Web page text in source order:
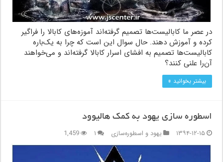
در عصر ما کابالیست‌ها تصمیم گرفته‌اند آموزه‌های کابالا را فراگیر
کرده و آموزش دهند. حال سوال این است که چرا به یک‌باره
کابالیست‌ها تصمیم به افشای اسرار کابالا گرفته‌اند و می‌خواهند
آن‌را علنی کنند؟
بیشتر بخوانید »
اسطوره سازی یهود به کمک هالیوود
۱۳۹۴-۱۲-۱۵
یهود و اسطوره‌سازی ۱ 1,459